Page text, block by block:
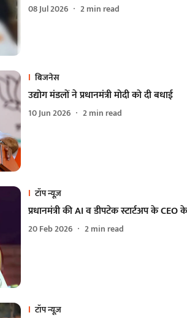
08 Jul 2026 2min read
बिजनेस
उद्योग मंडलों ने प्रधानमंत्री मोदी को दी बधाई
10 Jun 2026 2min read
टॉप न्यूज़
प्रधानमंत्री की AI व डीपटेक स्टार्टअप के
20 Feb 2026 2min read
टॉप न्यूज़